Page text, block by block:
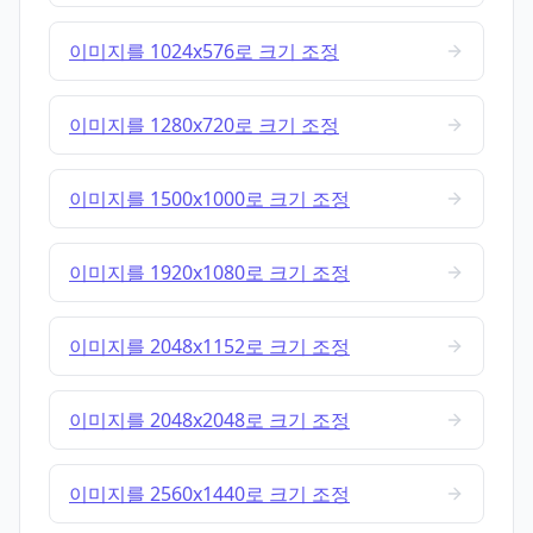
이미지를 1024x576로 크기 조정
이미지를 1280x720로 크기 조정
이미지를 1500x1000로 크기 조정
이미지를 1920x1080로 크기 조정
이미지를 2048x1152로 크기 조정
이미지를 2048x2048로 크기 조정
이미지를 2560x1440로 크기 조정